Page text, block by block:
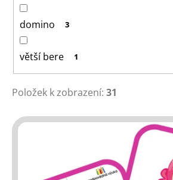
domino 3
větší bere 1
Položek k zobrazení: 31
V